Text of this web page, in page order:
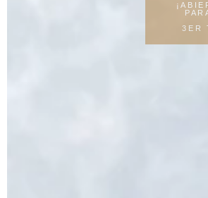
¡ABIERTO PLAZO DE
PARA EL 3ER
3ER TRIMESTRE: 07/09